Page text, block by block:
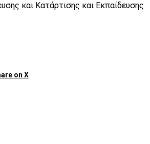
και Κατάρτισης και Εκπαίδευσης
on X